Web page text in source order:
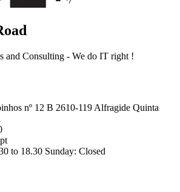
and Consulting - We do IT right !
nº 12 B 2610-119 Alfragide Quinta
to 18.30 Sunday: Closed